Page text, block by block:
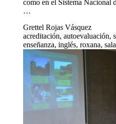
como en el Sistema Nacional
…
Grettel Rojas Vásquez
acreditación, autoevaluación,
enseñanza, inglés, roxana,